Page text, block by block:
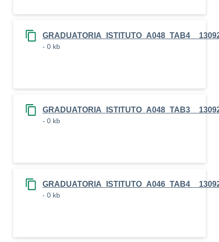
- 0 kb
- 0 kb
- 0 kb